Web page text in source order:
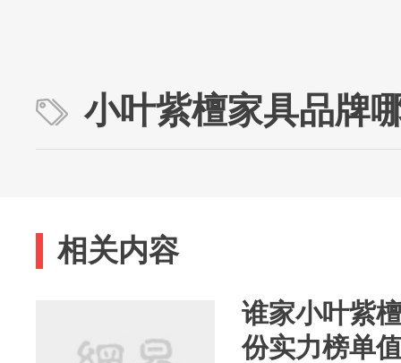
小叶紫檀家具品牌
相关内容
谁家小叶紫
份实力榜单